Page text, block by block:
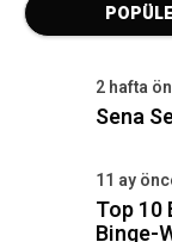
2 hafta
Sena
11 ay
Top
Binge-